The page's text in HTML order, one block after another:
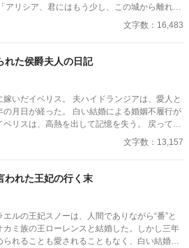
アリシア、君にはもう少し、この城から離れて
ンハルトの声は、いつものように低く、落ち
、その言葉の意味は、アリシアにとってあま
ございますか」 「つまり、この城にいないでほ
シアは、ゆっくりと目を閉じた。指先がわず
彼女は必死に抑えていた。この男の前で、自分
を見せたくなかったからだ。
文字数：16,483
れた侯爵夫人の日記
いだイベリス。 夫ハイドランジアは、愛人と
の月日が経った。 白い結婚による婚姻不履行が
ベリスは、高熱を出して記憶を失う。 戻ってき
る侍女アリッサムから、いない月日の間書き綴
れる。 そこには、出会った日から自分を恋し
た妻を前に、ハイドランジアは、心が揺ら
を忘れてしまったとしても、これ程までに思っ
、また、愛を育めるのではないのか？ 様々な
し、物語は、思わぬ方向へと進んでいく。
文字数：13,157
われた王妃の行く末
ルの王妃スノーは、人間でありながら“番”と
カミ族の王ローレンスと結婚した。しかし三年
られることも愛されることもなく、白い結婚の